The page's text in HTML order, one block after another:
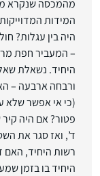
מהמכסה שנקרא
המידות
– המעביר חפת
היחיד. נשאלת
ורבחה ארבעה –
(כי אי אפשר שלא
פטור? אם היה
ד’, ואז סגר את
רשות היחיד, האם
היחיד בו בזמן